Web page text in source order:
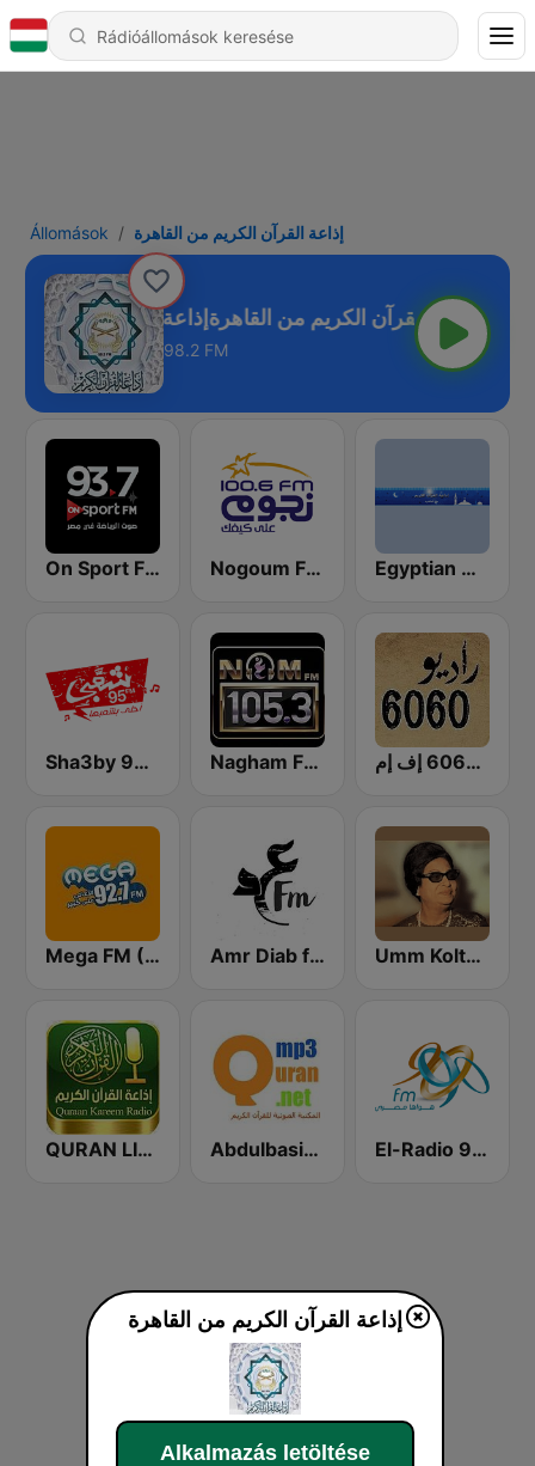
Állomások إذاعة القرآن الكريم من القاهرة
إذاعة القرآن الكريم من القاهرة
98.2 FM
On Sport FM Nogoum FM 100.6 (نجوم فم) Egyptian Holy Quran Radio (اذاعه القرآن الكريم المصريه)
Sha3by 95 FM Nagham FM 105.3 (نغم إف إم) راديو 6060 إف إم
Mega FM (ميجا إف إم) Amr Diab fm عمرو دياب Umm Kolthoum راديو أم كلثوم
QURAN LIVE RADIO Abdulbasit Abdulsamad WARSH Radio El-Radio‎ 9090 (الراديو٩٠٩٠)
إذاعة القرآن الكريم من القاهرة
Alkalmazás letöltése